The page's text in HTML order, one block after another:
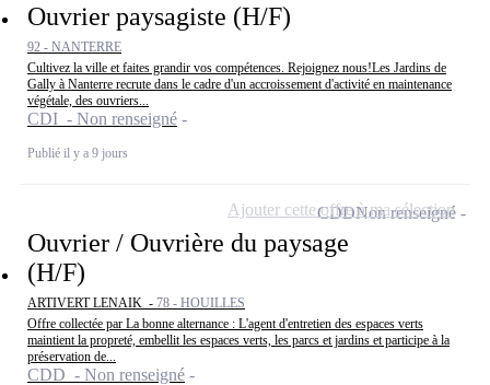
Ouvrier paysagiste (H/F)
92 - NANTERRE
Cultivez la ville et faites grandir vos compétences. Rejoignez nous!Les Jardins de
Gally à Nanterre recrute dans le cadre d'un accroissement d'activité en maintenance
végétale, des ouvriers...
CDI - Non renseigné
Publié il y a 9 jours
Ouvrier / Ouvrière du paysage
(H/F)
ARTIVERT LENAIK - 78 - HOUILLES
Offre collectée par La bonne alternance : L'agent d'entretien des espaces verts
maintient la propreté, embellit les espaces verts, les parcs et jardins et participe à la
préservation de...
CDD - Non renseigné
CDDNon renseigné
Ajouter cette offre à ma sélection